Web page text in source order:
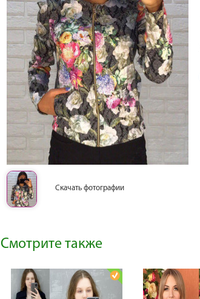
Скачать фотографии
Смотрите также